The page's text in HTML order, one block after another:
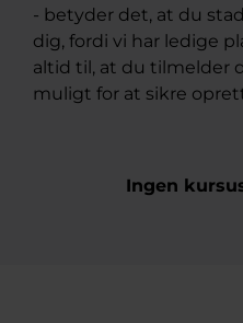
- betyder det, at du
dig, fordi vi har ledige
altid til, at du tilmelder
muligt for at sikre
Ingen